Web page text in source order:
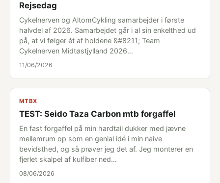
Rejsedag
Cykelnerven og AltomCykling samarbejder i første
halvdel af 2026. Samarbejdet går i al sin enkelthed ud
på, at vi følger ét af holdene &#8211; Team
Cykelnerven Midtøstjylland 2026…
11/06/2026
MTBX
TEST: Seido Taza Carbon mtb forgaffel
En fast forgaffel på min hardtail dukker med jævne
mellemrum op som en genial idé i min naive
bevidsthed, og så prøver jeg det af. Jeg monterer en
fjerlet skalpel af kulfiber ned…
08/06/2026